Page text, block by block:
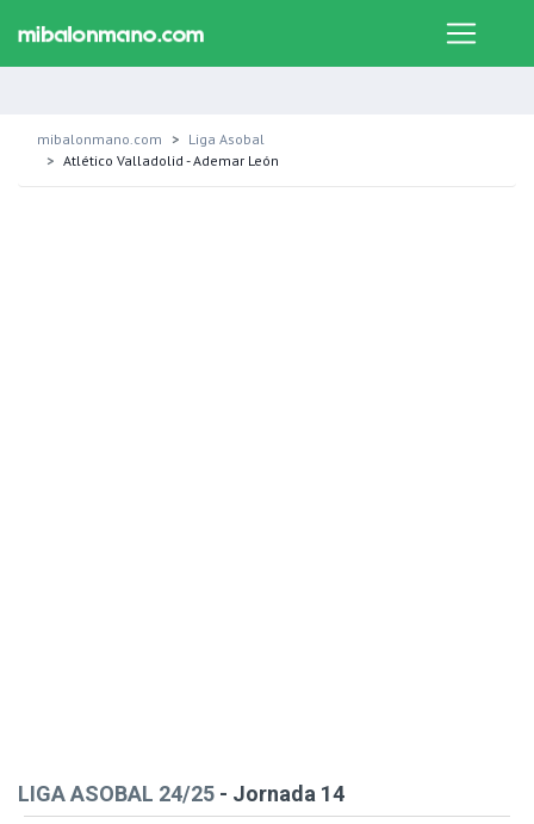
mibalonmano.com
Liga Asobal
Atlético Valladolid - Ademar León
LIGA ASOBAL 24/25 - Jornada 14